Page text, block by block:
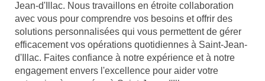
Jean-d'Illac. Nous travaillons en étroite collaboration
avec vous pour comprendre vos besoins et offrir des
solutions personnalisées qui vous permettent de gérer
efficacement vos opérations quotidiennes à Saint-Jean-
d'Illac. Faites confiance à notre expérience et à notre
engagement envers l'excellence pour aider votre